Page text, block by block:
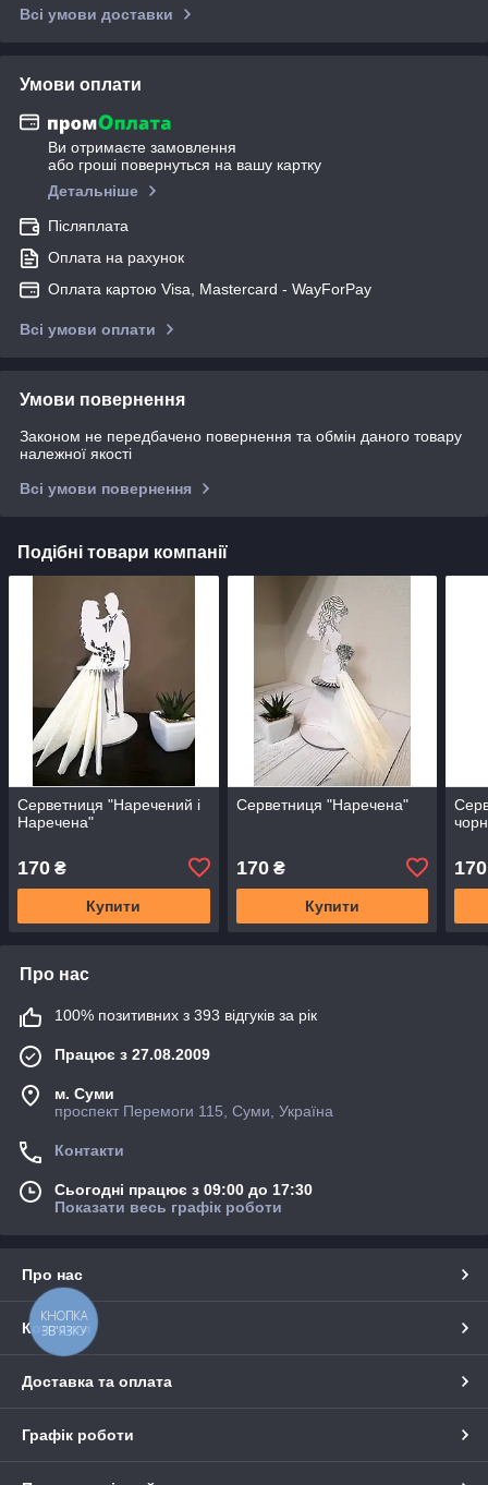
Всі умови доставки
Умови оплати
Ви отримаєте замовлення
або гроші повернуться на вашу картку
Детальніше
Післяплата
Оплата на рахунок
Оплата картою Visa, Mastercard - WayForPay
Всі умови оплати
Умови повернення
Законом не передбачено повернення та обмін даного товару
належної якості
Всі умови повернення
Подібні товари компанії
Серветниця "Наречений і
Наречена"
170 ₴
Купити
Серветниця "Наречена"
170₴
Купити
170
Про нас
100% позитивних з 393 відгуків за рік
Працює з 27.08.2009
м. Суми
проспект Перемоги 115, Суми, Україна
Контакти
Сьогодні працює з 09:00 до 17:30
Показати весь графік роботи
Про нас
Контакти
Доставка та оплата
Графік роботи
КНОПКА
ЗВ'ЯЗКУ